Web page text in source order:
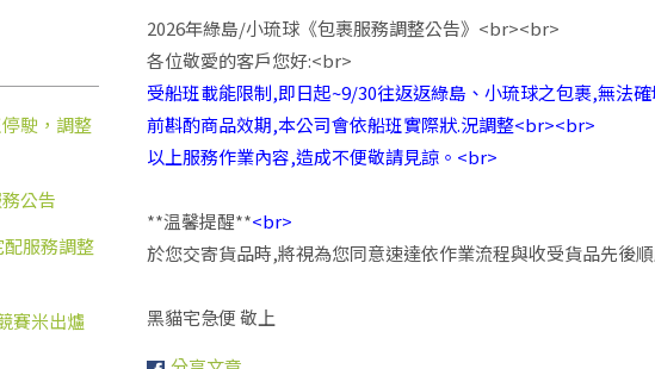
2026年綠島/小琉球《包裹服務調整公告》<br><br>
各位敬愛的客戶您好:<br>
受船班載能限制,即日起~9/30往返返綠島、小琉球之包裹,無法
前斟酌商品效期,本公司會依船班實際狀.況調整<br><br>
以上服務作業內容,造成不便敬請見諒。 <br>
**温馨提醒**<br>
於您交寄貨品時,將視為您同意速達依作業流程與收受貨品先後
黑貓宅急便 敬上
駛，調整
公告
服務調整
賽米出爐